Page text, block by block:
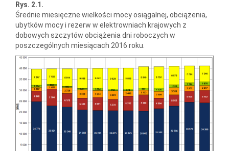
Rys. 2.1.
Średnie miesięczne wielkości mocy osiągalnej, obciążenia,
ubytków mocy i rezerw w elektrowniach krajowych z
dobowych szczytów obciążenia dni roboczych w
poszczególnych miesiącach 2016 roku.